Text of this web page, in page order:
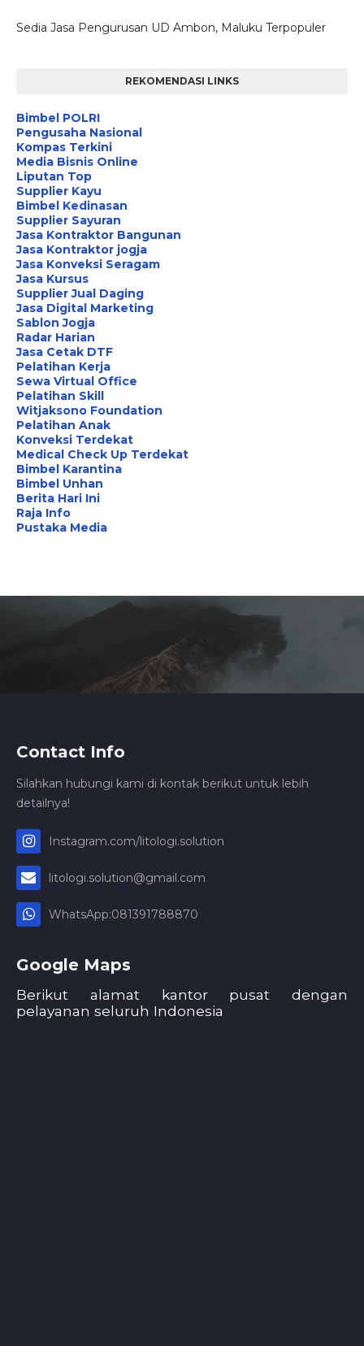
Sedia Jasa Pengurusan UD Ambon, Maluku Terpopuler
REKOMENDASI LINKS
Bimbel POLRI
Pengusaha Nasional
Kompas Terkini
Media Bisnis Online
Liputan Top
Supplier Kayu
Bimbel Kedinasan
Supplier Sayuran
Jasa Kontraktor Bangunan
Jasa Kontraktor jogja
Jasa Konveksi Seragam
Jasa Kursus
Supplier Jual Daging
Jasa Digital Marketing
Sablon Jogja
Radar Harian
Jasa Cetak DTF
Pelatihan Kerja
Sewa Virtual Office
Pelatihan Skill
Witjaksono Foundation
Pelatihan Anak
Konveksi Terdekat
Medical Check Up Terdekat
Bimbel Karantina
Bimbel Unhan
Berita Hari Ini
Raja Info
Pustaka Media
Contact Info
Silahkan hubungi kami di kontak berikut untuk lebih
detailnya!
Instagram.com/litologi.solution
litologi.solution@gmail.com
WhatsApp:081391788870
Google Maps
Berikut alamat kantor pusat dengan
pelayanan seluruh Indonesia